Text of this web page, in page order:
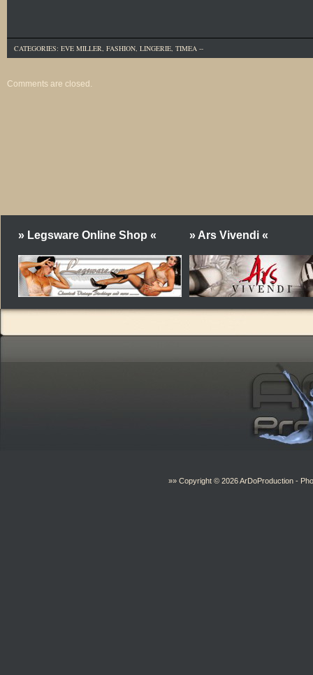
CATEGORIES: EVE MILLER, FASHION, LINGERIE, TIMEA --
Comments are closed.
» Legsware Online Shop « » Ars Vivendi «
»» Copyright © 2026ArDoProduction -